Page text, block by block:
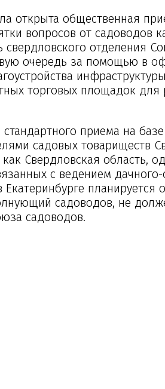
открыта общественная
вопросов от садоводов
отделения
очередь за помощью в
торговых площадок для
приема на
садовых товариществ
Свердловская область,
с ведением дачного-
садоводов, не
садоводов.